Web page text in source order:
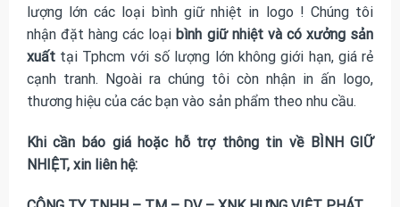
lượng lớn các loại bình giữ nhiệt in logo ! Chúng tôi
nhận đặt hàng các loại bình giữ nhiệt và có xưởng sản
xuấttại Tphcm với số lượng lớn không giới hạn, giá rẻ
cạnh tranh. Ngoài ra chúng tôi còn nhận in ấn logo,
thương hiệu của các bạn vào sản phẩm theo nhu cầu.
Khi cần báo giá hoặc hỗ trợ thông tin về BÌNH GIỮ
NHIỆT, xin liên hệ: